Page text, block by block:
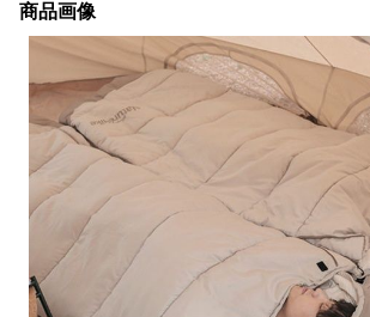
商品画像